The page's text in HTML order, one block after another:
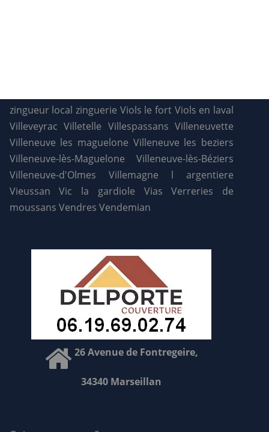
zingueur local zinguerie Viols le fort Viols en laval
Villeveyrac Villetelle Villespassans Villeneuvette
Villeneuve les maguelone Villeneuve les beziers
Villeneuve-lès-Maguelone
Villeneuve-lès-Béziers
Villeneuve-d'Olmes
Villemagne l argentiere
Vieussan
Vic la gardiole Vias
Verreries de
moussans Vendres Vendemian
26 Avenue de Fontregeire,
34340 Marseillan